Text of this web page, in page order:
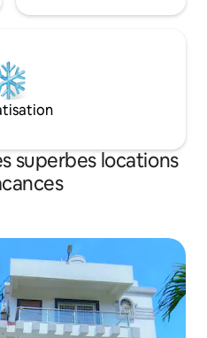
superbes locations